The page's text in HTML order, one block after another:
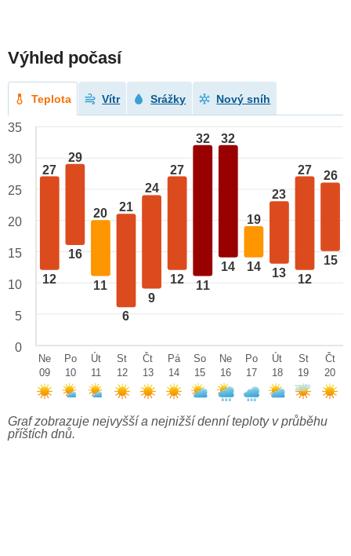
Výhled počasí
Teplota Vítr Srážky Nový sníh
27
12
29
16
20
11
21
6
24
9
27
12
32
11
32
14
19
14
23
13
27
12
26
15
35
30
25
20
15
10
5
0
Ne
09
Po
10
Út
11
St
12
Čt
13
Pá
14
So
15
Ne
16
Po
17
Út
18
St
19
Čt
20
Graf zobrazuje nejvyšší a nejnižší denní teploty v průběhu
příštích dnů.